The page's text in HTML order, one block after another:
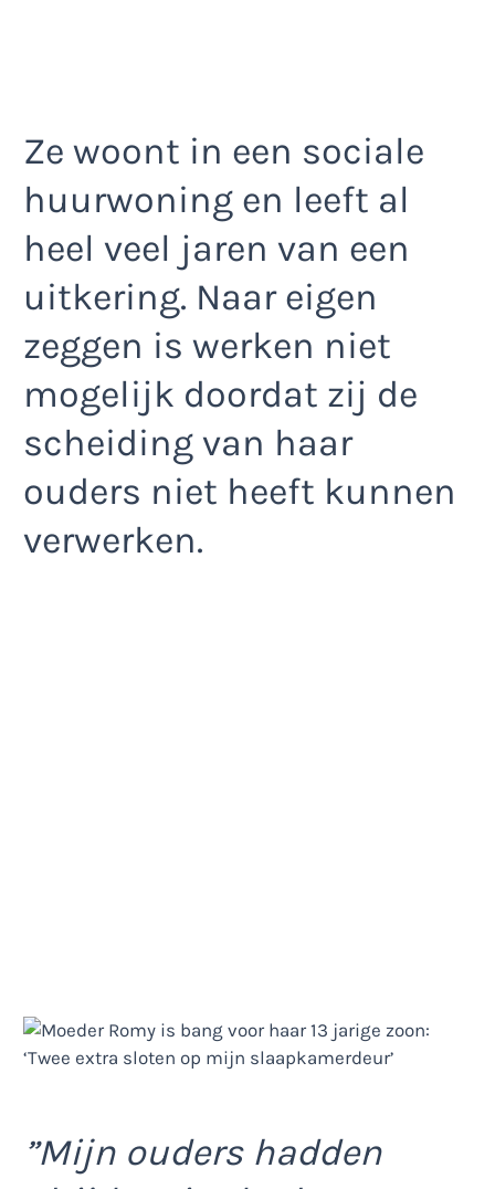
Ze woont in een sociale
huurwoning en leeft al
heel veel jaren van een
uitkering. Naar eigen
zeggen is werken niet
mogelijk doordat zij de
scheiding van haar
ouders niet heeft kunnen
verwerken.
”Mijn ouders hadden